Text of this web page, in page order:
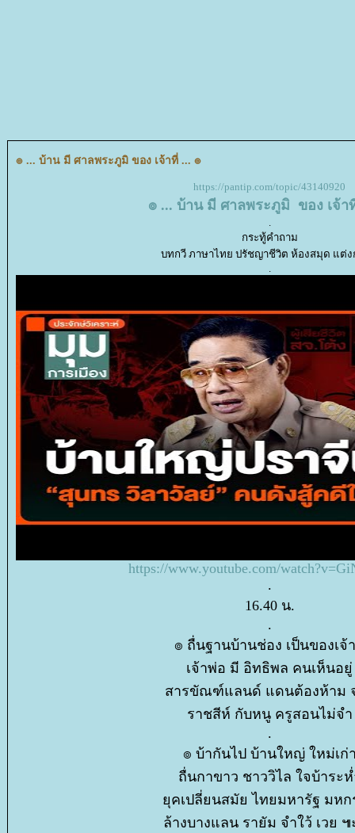
๏ ... บ้าน มี ศาลพระภูมิ ของ เจ้าที่ ... ๏
https://pantip.com/topic/43140920
๏ ... บ้าน มี ศาลพระภูมิ ของ เจ้
.
กระทู้คำถาม
บทกวี ภาษาไทย ปรัชญาชีวิต ห้องสมุด แต่
.
https://www.youtube.com/
.
16.40 น.
.
๏ ถื่นฐานบ้านช่อง เป็นของเจ้
เจ้าพ่อ มี อิทธิพล คนเห็นอยู่
สารขัณฑ์แลนด์ แดนต้องห้าม
ราชสีห์ กับหนู ครูสอนไม่จำ
.
๏ บ้ากันไป บ้านใหญ่ ใหม่เก่
ถื่นกาขาว ชาววิไล ใจบ้าระ
คเปลี่ยนสมัย ไทยมหารัฐ มหก
ล้างบางแลน รายัม จำใว้ เวย